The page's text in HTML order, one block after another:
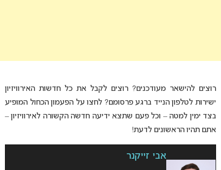
רוצים להישאר מעודכנים? רוצים לקבל את כל חדשות האירוויזיון
ישירות לטלפון הנייד ברגע פרסומם? לחצו על הפעמון הכחול המופיע
בצד ימין למטה – וכל פעם שתצא ידיעה חדשה הקשורה לאירוויזיון –
אתם תהיו הראשונים לדעת!
אבי זייקנר